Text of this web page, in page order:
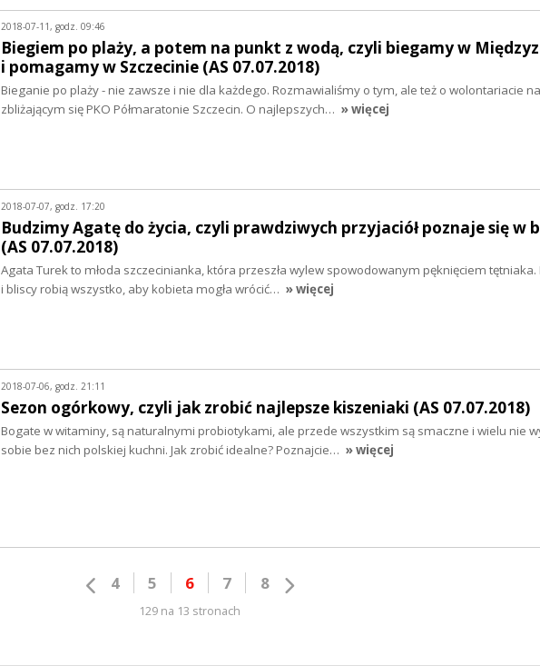
2018-07-11, godz. 09:46
Biegiem po plaży, a potem na punkt z wodą, czyli biegamy w
i pomagamy w Szczecinie (AS 07.07.2018)
Bieganie po plaży - nie zawsze i nie dla każdego. Rozmawialiśmy o tym, ale też o wolontariacie na
zbliżającym się PKO Półmaratonie Szczecin. O najlepszych… » więcej
2018-07-07, godz. 17:20
Budzimy Agatę do życia, czyli prawdziwych przyjaciół poznaje się w
(AS 07.07.2018)
Agata Turek to młoda szczecinianka, która przeszła wylew spowodowanym pęknięciem tętniaka.
i bliscy robią wszystko, aby kobieta mogła wrócić… » więcej
2018-07-06, godz. 21:11
Sezon ogórkowy, czyli jak zrobić najlepsze kiszeniaki (AS 07.07.2018)
Bogate w witaminy, są naturalnymi probiotykami, ale przede wszystkim są smaczne i wielu nie
sobie bez nich polskiej kuchni. Jak zrobić idealne? Poznajcie… » więcej
4 5 6 7 8
129 na 13 stronach